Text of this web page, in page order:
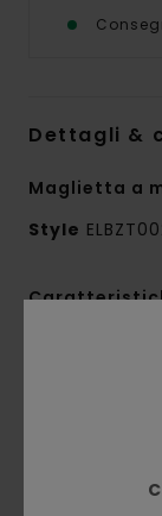
Dettagli &
Maglietta a
Style
Stampa